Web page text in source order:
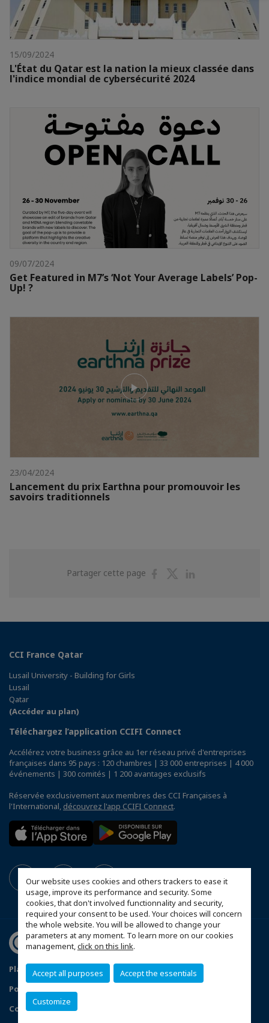
Our website uses cookies and others trackers to ease it
usage, improve its performance and security. Some
cookies, that don't involved functionnality and security,
required your consent to be used. Your choices will concern
the whole website. You will be allowed to change your
parameters at any moment. To learn more on our cookies
management,click on this link.
Accept all purposes Accept the essentials
Customize
15/09/2024
L'État du Qatar est la nation la mieux classée dans
l'indice mondial de cybersécurité 2024
09/07/2024
Get Featured in M7’s ‘Not Your Average Labels’ Pop-
Up! ?️
23/04/2024
Lancement du prix Earthna pour promouvoir les
savoirs traditionnels
Partager cette page
PartagerPartager
CCI France Qatar
Lusail University - Building for Girls
Lusail
Qatar
(Accéder au plan)
Téléchargez l’application CCIFI Connect
Accélérez votre business grâce au 1er réseau privé d'entreprises
françaises dans 95 pays : 120 chambres | 33 000 entreprises | 4 000
événements | 300 comités | 1 200 avantages exclusifs
Réservée exclusivement aux membres des CCI Françaises à
l'International, découvrez l'app CCIFI Connect.
Plan du site
Mentions légales
Politique de confidentialité
Configurer vos préférences cookies